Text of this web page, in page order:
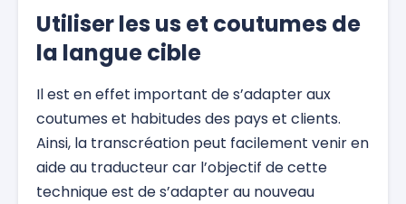
Utiliser les us et coutumes de
la langue cible
Il est en effet important de s’adapter aux
coutumes et habitudes des pays et clients.
Ainsi, la transcréation peut facilement venir en
aide au traducteur car l’objectif de cette
technique est de s’adapter au nouveau